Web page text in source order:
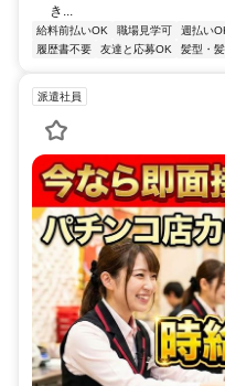
き...
給料前払いOK 職場見学可 週払い
履歴書不要
友達と応募OK 髪型・
派遣社員